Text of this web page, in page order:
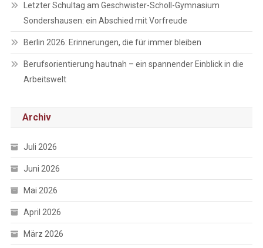
Letzter Schultag am Geschwister-Scholl-Gymnasium
Sondershausen: ein Abschied mit Vorfreude
Berlin 2026: Erinnerungen, die für immer bleiben
Berufsorientierung hautnah – ein spannender Einblick in die
Arbeitswelt
Archiv
Juli 2026
Juni 2026
Mai 2026
April 2026
März 2026